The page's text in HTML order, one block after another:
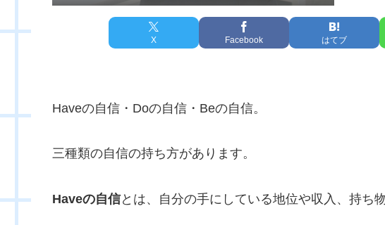
X Facebook はてブ
Haveの自信・Doの自信・Beの自信。
三種類の自信の持ち方があります。
Haveの自信とは、自分の手にしている地位や収入、持ち